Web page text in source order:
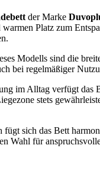
der Marke
warmen Platz zum
Modells sind die
bei regelmäßiger
im Alltag verfügt das
stets
fügt sich das Bett
Wahl für